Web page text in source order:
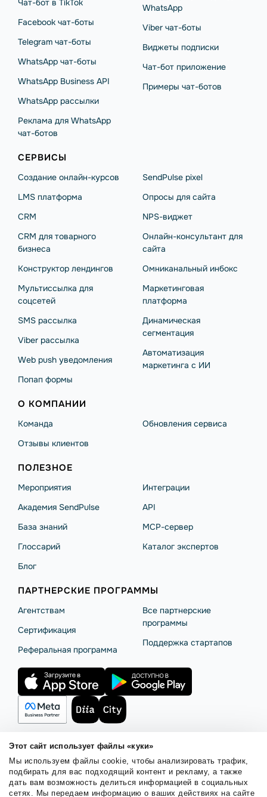
Этот сайт использует файлы «куки»
Мы используем файлы cookie, чтобы анализировать трафик,
подбирать для вас подходящий контент и рекламу, а также
дать вам возможность делиться информацией в социальных
сетях. Мы передаем информацию о ваших действиях на сайте
Чат-бот в TikTok
Facebook чат-боты
Telegram чат-боты
WhatsApp чат-боты
WhatsApp Business API
WhatsApp рассылки
Реклама для WhatsApp
чат-ботов
WhatsApp
Viber чат-боты
Виджеты подписки
Чат-бот приложение
Примеры чат-ботов
СЕРВИСЫ
Создание онлайн-курсов
LMS платформа
CRM
CRM для товарного
бизнеса
Конструктор лендингов
Мультиссылка для
соцсетей
SMS рассылка
Viber рассылка
Web push уведомления
Попап формы
SendPulse pixel
Опросы для сайта
NPS-виджет
Онлайн-консультант для
сайта
Омниканальный инбокс
Маркетинговая
платформа
Динамическая
сегментация
Автоматизация
маркетинга с ИИ
О КОМПАНИИ
Команда
Отзывы клиентов
Обновления сервиса
ПОЛЕЗНОЕ
Мероприятия
Академия SendPulse
База знаний
Глоссарий
Блог
Интеграции
API
MCP-сервер
Каталог экспертов
ПАРТНЕРСКИЕ ПРОГРАММЫ
Агентствам
Сертификация
Реферальная программа
Все партнерские
программы
Поддержка стартапов
Правила использованияБезопасность SendPulse
Политика конфиденциальности Политика Cookies
© 2015 - 2026. ООО «СендПульс». Все права защищены.